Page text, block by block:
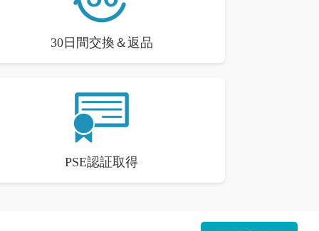
30日間交換＆返品
PSE認証取得